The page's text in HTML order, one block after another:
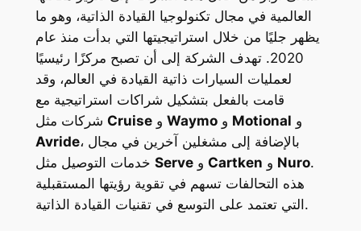
العالمية في مجال تكنولوجيا القيادة الذاتية، وهو ما
يظهر جليًا من خلال استراتيجيتها التي بدأت منذ عام
2020. تهدف الشركة إلى أن تصبح مركزًا رئيسيًا
لعمليات السيارات ذاتية القيادة في العالم، وقد
قامت بالفعل بتشكيل شراكات استراتيجية مع
Cruise Waymo Motional و
Avride، بالإضافة إلى مشغلين آخرين في مجال
Serve Cartken Nuro.
هذه التحالفات تسهم في تقوية رؤيتها المستقبلية
التي تعتمد على التوسع في تقنيات القيادة الذاتية.